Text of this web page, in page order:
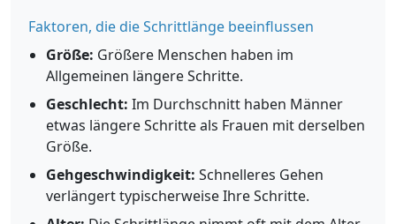
Faktoren, die die Schrittlänge beeinflussen
Größe: Größere Menschen haben im
Allgemeinen längere Schritte.
Geschlecht: Im Durchschnitt haben Männer
etwas längere Schritte als Frauen mit derselben
Größe.
Gehgeschwindigkeit: Schnelleres Gehen
verlängert typischerweise Ihre Schritte.